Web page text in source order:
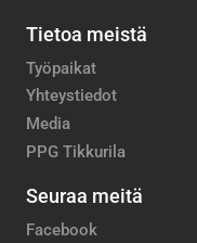
Tietoa meistä
Työpaikat
Yhteystiedot
Media
PPG Tikkurila
Seuraa meitä
Facebook